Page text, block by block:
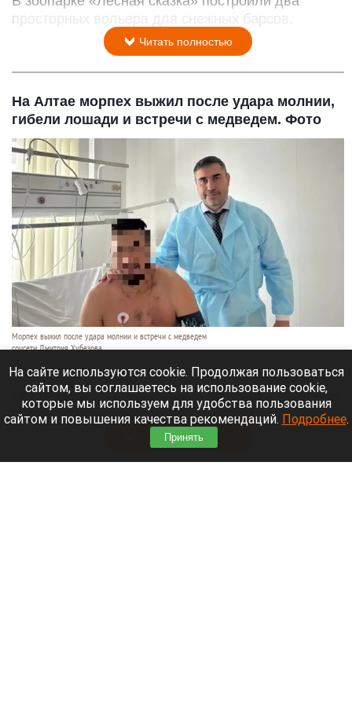
просторных вольера для снежных барсов.
Читать полностью
На Алтае морпех выжил после удара молнии,
гибели лошади и встречи с медведем. Фото
Морпех выжил после удара молнии и встречи с медведем
соцсети Дмитрия Хубезова
7 августа 2026 в 22:15
Морской пехотинец, который приехал в отпуск на
Алтай, пережил чудовищную серию событий.
Читать полностью
На сайте используются cookie. Продолжая пользоваться
сайтом, вы соглашаетесь на использование cookie,
которые мы используем для удобства пользования
сайтом и повышения качества рекомендаций. Подробнее.
Принять